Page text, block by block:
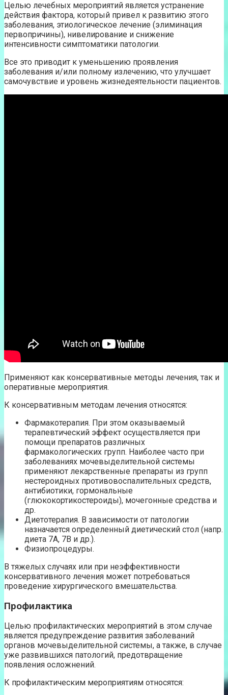
Целью лечебных мероприятий является устранение
действия фактора, который привел к развитию этого
заболевания, этиологическое лечение (элиминация
первопричины), нивелирование и снижение
интенсивности симптоматики патологии.
Все это приводит к уменьшению проявления
заболевания и/или полному излечению, что улучшает
самочувствие и уровень жизнедеятельности пациентов.
Применяют как консервативные методы лечения, так и
оперативные мероприятия.
К консервативным методам лечения относятся:
Фармакотерапия. При этом оказываемый
терапевтический эффект осуществляется при
помощи препаратов различных
фармакологических групп. Наиболее часто при
заболеваниях мочевыделительной системы
применяют лекарственные препараты из групп
нестероидных противовоспалительных средств,
антибиотики, гормональные
(глюкокортикостероиды), мочегонные средства и
др.
Диетотерапия. В зависимости от патологии
назначается определенный диетический стол (напр.
диета 7А, 7B и др.).
Физиопроцедуры.
В тяжелых случаях или при неэффективности
консервативного лечения может потребоваться
проведение хирургического вмешательства.
Профилактика
Целью профилактических мероприятий в этом случае
является предупреждение развития заболеваний
органов мочевыделительной системы, а также, в случае
уже развившихся патологий, предотвращение
появления осложнений.
К профилактическим мероприятиям относятся: